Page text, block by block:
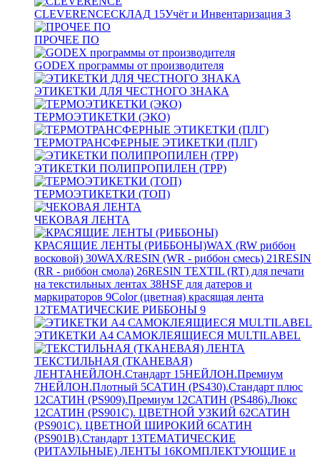
CLEVERENCEСКЛАД 15Учёт и Инвентаризация 3
ПРОЧЕЕ ПО
GODEX программы от производителя
ЭТИКЕТКИ ДЛЯ ЧЕСТНОГО ЗНАКА
ТЕРМОЭТИКЕТКИ (ЭКО)
ТЕРМОТРАНСФЕРНЫЕ ЭТИКЕТКИ (ПЛГ)
ЭТИКЕТКИ ПОЛИПРОПИЛЕН (TPP)
ТЕРМОЭТИКЕТКИ (ТОП)
ЧЕКОВАЯ ЛЕНТА
КРАСЯЩИЕ ЛЕНТЫ (РИББОНЫ)WAX (RW риббон
восковой) 30WAX/RESIN (WR - риббон смесь) 21RESIN
(RR - риббон смола) 26RESIN TEXTIL (RT) для печати
на текстильных лентах 38HSF для датеров и
маркираторов 9Color (цветная) красящая лента
12ТЕМАТИЧЕСКИЕ РИББОНЫ 9
ЭТИКЕТКИ А4 САМОКЛЕЯЩИЕСЯ MULTILABEL
ТЕКСТИЛЬНАЯ (ТКАНЕВАЯ)
ЛЕНТАНЕЙЛОН.Стандарт 15НЕЙЛОН.Премиум
7НЕЙЛОН.Плотный 5САТИН (PS430).Стандарт плюс
12САТИН (PS909).Премиум 12САТИН (PS486).Люкс
12САТИН (PS901C). ЦВЕТНОЙ УЗКИЙ 62САТИН
(PS901C). ЦВЕТНОЙ ШИРОКИЙ 6САТИН
(PS901B).Стандарт 13ТЕМАТИЧЕСКИЕ
(РИТАУЛЬНЫЕ) ЛЕНТЫ 16КОМПЛЕКТУЮЩИЕ и